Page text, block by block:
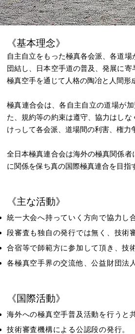
《基本理念》
自主自立をもった極真各会派、各道
団結し、日本空手道の普及、発展に
極真空手を通じて人格の陶冶と人間
極真連合会は、各自主自立の道場が
た、規約等の約束は遵守、協力はし
けっして各会派、道場間の利害、権力
全日本極真連合会は海外の極真関係
に関係を保ち真の国際極真連合を目指
《主な活動》
統一大会へ持っていく方向で協力し
段審査も独自の発行では無く、技術
合宿等で師範方に参加して頂き、技
各極真空手界の交流他、公益財団法
《国際活動》
海外への極真空手普及活動を行うと
技術審査機構による公認段の発行。